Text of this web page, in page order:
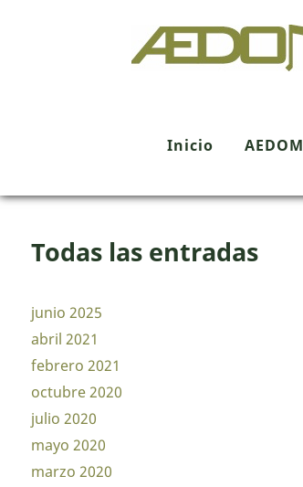
Inicio AEDOM
Todas las entradas
junio 2025
abril 2021
febrero 2021
octubre 2020
julio 2020
mayo 2020
marzo 2020